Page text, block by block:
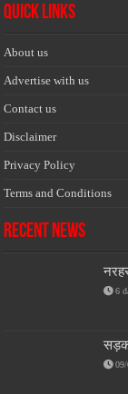
Quick Links
About us
Advertise with us
Contact us
Disclaimer
Privacy Policy
Terms and Conditions
Recent News
6
सड़क